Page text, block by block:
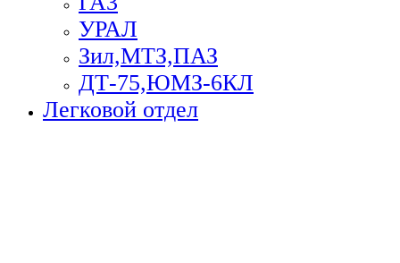
УРАЛ
Зил,МТЗ,ПАЗ
ДТ-75,ЮМЗ-6КЛ
Легковой отдел